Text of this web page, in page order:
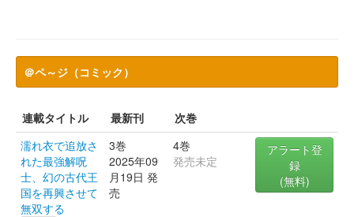
＠ペ～ジ（コミック）
連載タイトル 最新刊
次巻
濡れ衣で追放さ
れた最強解呪
士、幻の古代王
国を再興させて
無双する
3巻
2025年09
月19日 発
売
4巻
発売未定
アラート登
録
(無料)